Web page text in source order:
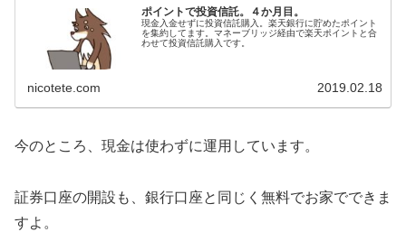
ポイントで投資信託。４か月目。
現金入金せずに投資信託購入。楽天銀行に貯めたポイント
を集約してます。マネーブリッジ経由で楽天ポイントと合
わせて投資信託購入です。
nicotete.com 2019.02.18
今のところ、現金は使わずに運用しています。
証券口座の開設も、銀行口座と同じく無料でお家でできま
すよ。